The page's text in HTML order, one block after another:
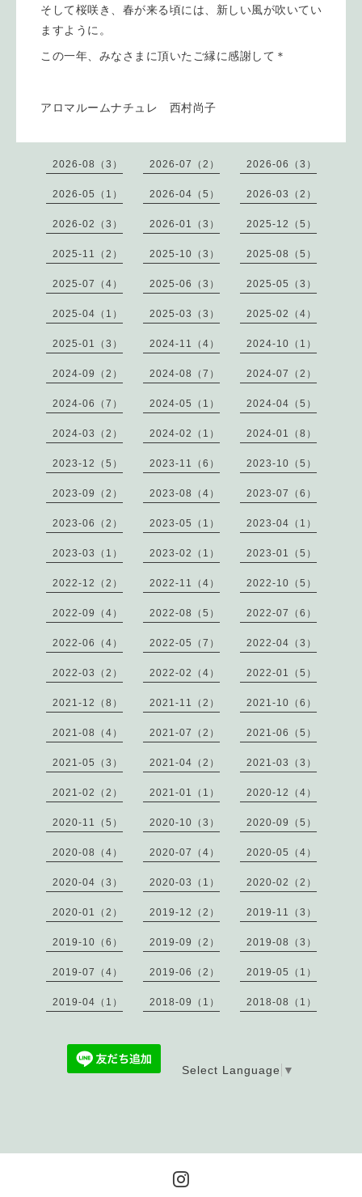
そして桜咲き、春が来る頃には、新しい風が吹いてい
ますように。
この一年、みなさまに頂いたご縁に感謝して＊
アロマルームナチュレ 西村尚子
2026-08（3） 2026-07（2） 2026-06（3）
2026-05（1） 2026-04（5） 2026-03（2）
2026-02（3） 2026-01（3） 2025-12（5）
2025-11（2） 2025-10（3） 2025-08（5）
2025-07（4） 2025-06（3） 2025-05（3）
2025-04（1） 2025-03（3） 2025-02（4）
2025-01（3） 2024-11（4） 2024-10（1）
2024-09（2） 2024-08（7） 2024-07（2）
2024-06（7） 2024-05（1） 2024-04（5）
2024-03（2） 2024-02（1） 2024-01（8）
2023-12（5） 2023-11（6） 2023-10（5）
2023-09（2） 2023-08（4） 2023-07（6）
2023-06（2） 2023-05（1） 2023-04（1）
2023-03（1） 2023-02（1） 2023-01（5）
2022-12（2） 2022-11（4） 2022-10（5）
2022-09（4） 2022-08（5） 2022-07（6）
2022-06（4） 2022-05（7） 2022-04（3）
2022-03（2） 2022-02（4） 2022-01（5）
2021-12（8） 2021-11（2） 2021-10（6）
2021-08（4） 2021-07（2） 2021-06（5）
2021-05（3） 2021-04（2） 2021-03（3）
2021-02（2） 2021-01（1） 2020-12（4）
2020-11（5） 2020-10（3） 2020-09（5）
2020-08（4） 2020-07（4） 2020-05（4）
2020-04（3） 2020-03（1） 2020-02（2）
2020-01（2） 2019-12（2） 2019-11（3）
2019-10（6） 2019-09（2） 2019-08（3）
2019-07（4） 2019-06（2） 2019-05（1）
2019-04（1） 2018-09（1） 2018-08（1）
Select Language ▼